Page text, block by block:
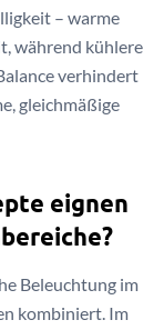
– warme
während kühlere
verhindert
gleichmäßige
eignen
Beleuchtung im
kombiniert. Im